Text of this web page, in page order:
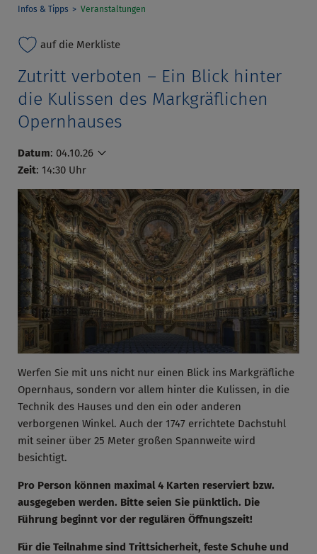
Infos & Tipps Veranstaltungen
auf die Merkliste
Zutritt verboten – Ein Blick hinter
die Kulissen des Markgräflichen
Opernhauses
Datum: 04.10.26
Zeit: 14:30 Uhr
Werfen Sie mit uns nicht nur einen Blick ins Markgräfliche
Opernhaus, sondern vor allem hinter die Kulissen, in die
Technik des Hauses und den ein oder anderen
verborgenen Winkel. Auch der 1747 errichtete Dachstuhl
mit seiner über 25 Meter großen Spannweite wird
besichtigt.
Pro Person können maximal 4 Karten reserviert bzw.
ausgegeben werden. Bitte seien Sie pünktlich. Die
Führung beginnt vor der regulären Öffnungszeit!
Für die Teilnahme sind Trittsicherheit, feste Schuhe und